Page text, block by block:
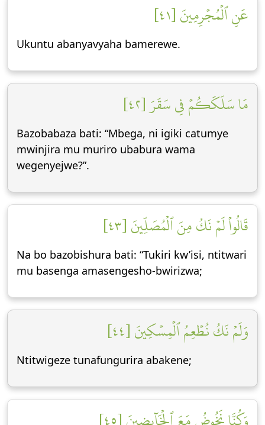
عَنِ ٱلۡمُجۡرِمِينَ [٤١]
Ukuntu abanyavyaha bamerewe.
مَا سَلَكَكُمۡ فِي سَقَرَ [٤٢]
Bazobabaza bati: “Mbega, ni igiki catumye
mwinjira mu muriro ubabura wama
wegenyejwe?”.
قَالُواْ لَمۡ نَكُ مِنَ ٱلۡمُصَلِّينَ [٤٣]
Na bo bazobishura bati: “Tukiri kw’isi, ntitwari
mu basenga amasengesho-bwirizwa;
وَلَمۡ نَكُ نُطۡعِمُ ٱلۡمِسۡكِينَ [٤٤]
Ntitwigeze tunafungurira abakene;